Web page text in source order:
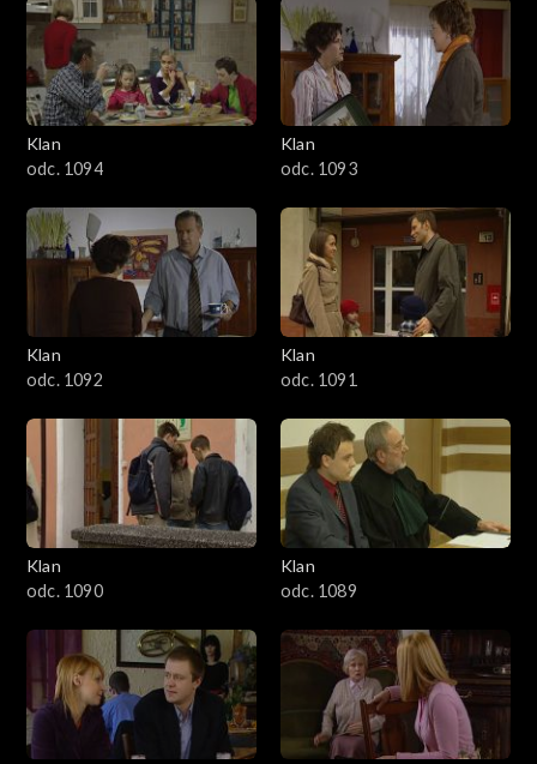
3601–3700
3501–3600
3401–3500
3201–3300
3101–3200
3001–3100
2901–3000
2801–2900
2701–2800
2501–2600
2401–2500
Klan
odc. 1094
Klan
odc. 1093
Klan
odc. 1092
Klan
odc. 1091
Klan
odc. 1090
Klan
odc. 1089